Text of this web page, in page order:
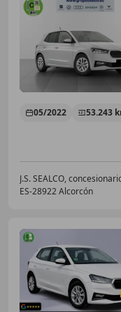
05/2022 53.243
J.S. SEALCO,
ES-28922 Alcorcón